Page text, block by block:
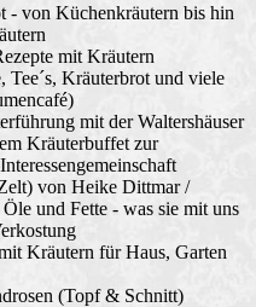
- von Küchenkräutern bis hin
mit Kräutern
Tee´s, Kräuterbrot und viele
mit der Waltershäuser
Kräuterbuffet zur
von Heike Dittmar /
und Fette - was sie mit uns
Kräutern für Haus, Garten
(Topf & Schnitt)